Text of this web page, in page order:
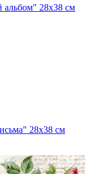
альбом" 28х38 см
28х38 см